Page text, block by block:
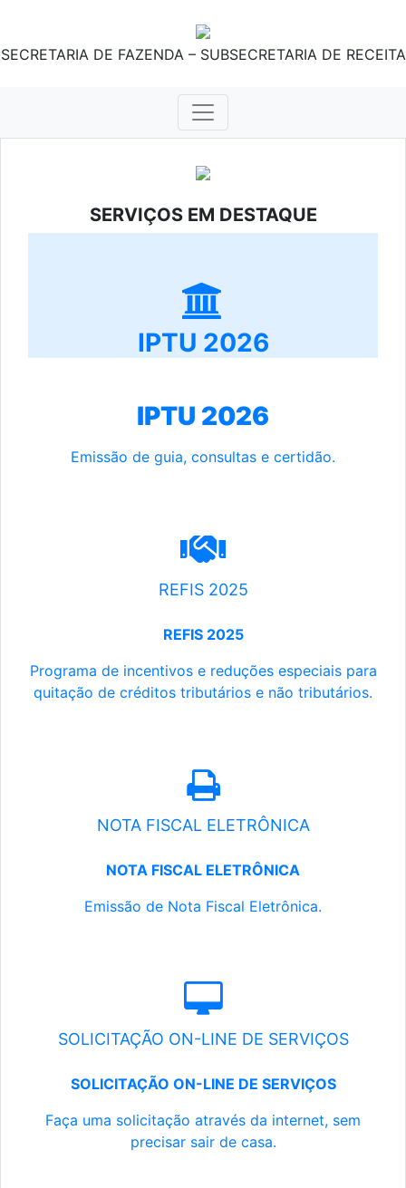
SECRETARIA DE FAZENDA – SUBSECRETARIA DE RECEITA
SERVIÇOS EM DESTAQUE
IPTU 2026
IPTU 2026
Emissão de guia, consultas e certidão.
REFIS 2025
REFIS 2025
Programa de incentivos e reduções especiais para
quitação de créditos tributários e não tributários.
NOTA FISCAL ELETRÔNICA
NOTA FISCAL ELETRÔNICA
Emissão de Nota Fiscal Eletrônica.
SOLICITAÇÃO ON-LINE DE SERVIÇOS
SOLICITAÇÃO ON-LINE DE SERVIÇOS
Faça uma solicitação através da internet, sem
precisar sair de casa.